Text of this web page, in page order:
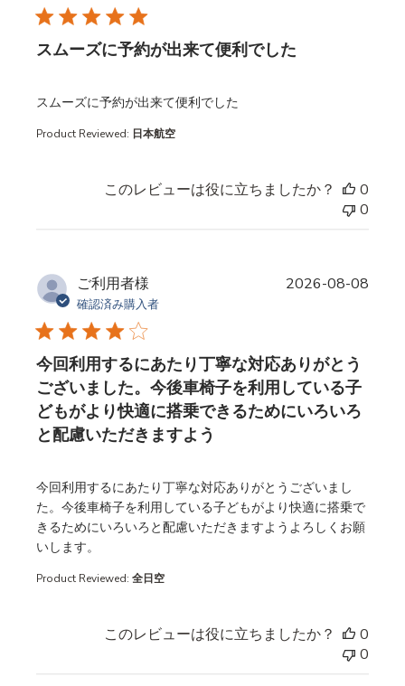
スムーズに予約が出来て便利でした
スムーズに予約が出来て便利でした
read more about review content
Product Reviewed: 日本航空
このレビューは役に立ちましたか？
0
0
ご利用者様
確認済み購入者
今回利用するにあたり丁寧な対応ありがとう
ございました。今後車椅子を利用している子
どもがより快適に搭乗できるためにいろいろ
と配慮いただきますよう
今回利用するにあたり丁寧な対応ありがとうございまし
た。今後車椅子を利用している子どもがより快適に搭乗で
きるためにいろいろと配慮いただきますようよろしくお願
いします。
read more about review content
Product Reviewed: 全日空
2026-08-08
このレビューは役に立ちましたか？
0
0